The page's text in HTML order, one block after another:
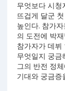
무엇보다 시청
뜨겁게 달군
높인다. 참가
의 도전에 박
참가자가 데
무엇일지 궁금
그의 반전 정
기대와 궁금증